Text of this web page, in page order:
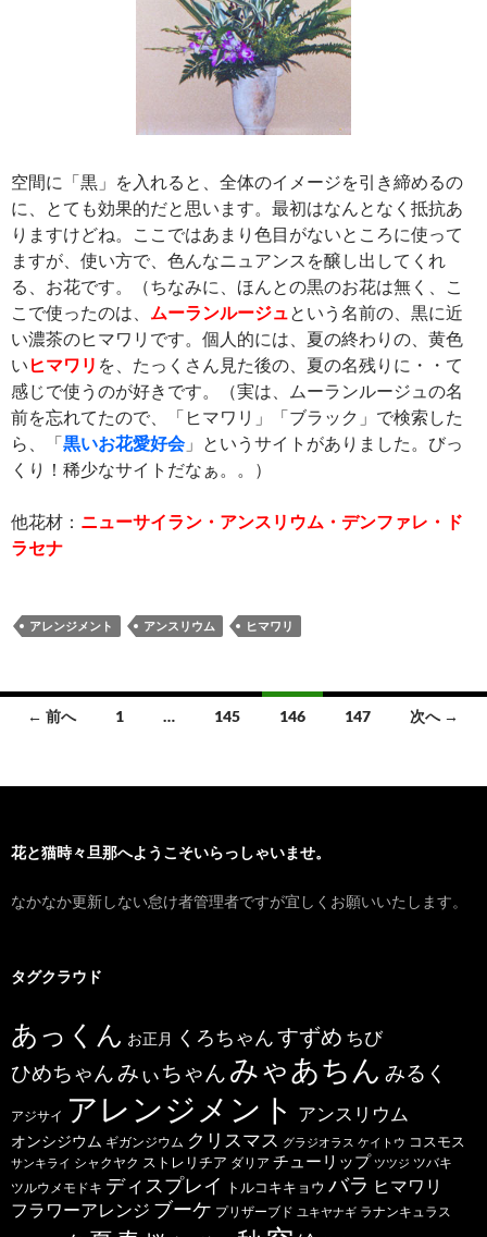
空間に「黒」を入れると、全体のイメージを引き締めるの
に、とても効果的だと思います。最初はなんとなく抵抗あ
りますけどね。ここではあまり色目がないところに使って
ますが、使い方で、色んなニュアンスを醸し出してくれ
る、お花です。（ちなみに、ほんとの黒のお花は無く、こ
こで使ったのは、
ムーランルージュ という名前の、黒に近
い濃茶のヒマワリです。個人的には、夏の終わりの、黄色
い ヒマワリ を、たっくさん見た後の、夏の名残りに・・て
感じで使うのが好きです。（実は、ムーランルージュの名
前を忘れてたので、「ヒマワリ」「ブラック」で検索した
ら、「黒いお花愛好会」というサイトがありました。びっ
くり！稀少なサイトだなぁ。。）
他花材： ニューサイラン・アンスリウム・デンファレ・ド
ラセナ
アレンジメント アンスリウム ヒマワリ
ナ
ゲ
ー
ョ
ン
← 前へ 1 … 145 146 147 次へ →
花と猫時々旦那へようこそいらっしゃいませ。
なかなか更新しない怠け者管理者ですが宜しくお願いいたします。
タグクラウド
あっくん お正月 くろちゃんすずめ ちび
ひめちゃんみぃちゃん みゃあちん みるく
アジサイ アレンジメント アンスリウム
オンシジウム ギガンジウム クリスマス グラジオラス ケイトウ コスモス
サンキライ シャクヤク ストレリチア ダリア チューリップ ツツジ ツバキ
ツルウメモドキ ディスプレイ トルコキキョウ バラ ヒマワリ
フラワーアレンジ ブーケ プリザーブド ユキヤナギ ラナンキュラス